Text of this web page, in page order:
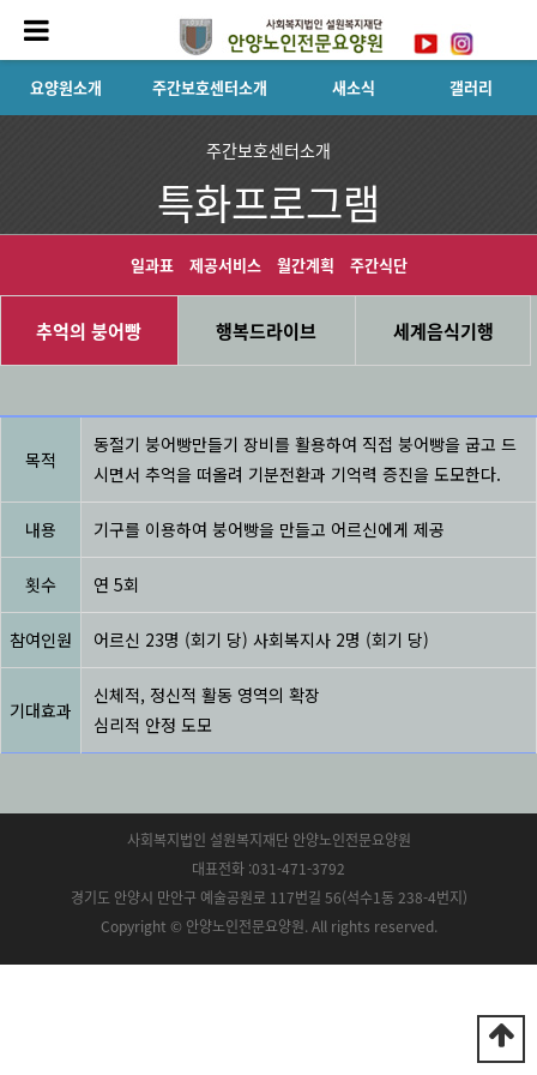
요양원소개 주간보호센터소개 새소식 갤러리
주간보호센터소개
특화프로그램
일과표 제공서비스 월간계획 주간식단
추억의 붕어빵 행복드라이브 세계음식기행
목적
동절기 붕어빵만들기 장비를 활용하여 직접 붕어빵을 굽고 드
시면서 추억을 떠올려 기분전환과 기억력 증진을 도모한다.
내용 기구를 이용하여 붕어빵을 만들고 어르신에게 제공
횟수 연 5회
참여인원 어르신 23명 (회기 당) 사회복지사 2명 (회기 당)
기대효과
신체적, 정신적 활동 영역의 확장
심리적 안정 도모
사회복지법인 설원복지재단 안양노인전문요양원
대표전화 :031-471-3792
경기도 안양시 만안구 예술공원로 117번길 56(석수1동 238-4번지)
Copyright © 안양노인전문요양원. All rights reserved.